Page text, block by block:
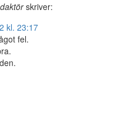
skriver:
kl. 23:17
fel.